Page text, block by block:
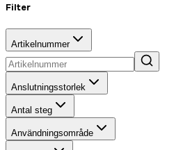
Filter
Artikelnummer
Anslutningsstorlek
Antal steg
Användningsområde